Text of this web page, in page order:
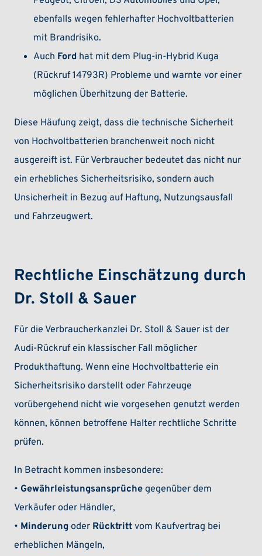
ebenfalls wegen fehlerhafter Hochvoltbatterien
mit Brandrisiko.
Auch Fordhat mit dem Plug-in-Hybrid Kuga
(Rückruf 14793R) Probleme und warnte vor einer
möglichen Überhitzung der Batterie.
Diese Häufung zeigt, dass die technische Sicherheit
von Hochvoltbatterien branchenweit noch nicht
ausgereift ist. Für Verbraucher bedeutet das nicht nur
ein erhebliches Sicherheitsrisiko, sondern auch
Unsicherheit in Bezug auf Haftung, Nutzungsausfall
und Fahrzeugwert.
Rechtliche Einschätzung durch
Dr. Stoll & Sauer
Für die Verbraucherkanzlei Dr. Stoll & Sauer ist der
Audi-Rückruf ein klassischer Fall möglicher
Produkthaftung. Wenn eine Hochvoltbatterie ein
Sicherheitsrisiko darstellt oder Fahrzeuge
vorübergehend nicht wie vorgesehen genutzt werden
können, können betroffene Halter rechtliche Schritte
prüfen.
In Betracht kommen insbesondere:
• Gewährleistungsansprüche gegenüber dem
Verkäufer oder Händler,
• Minderung oder Rücktritt vom Kaufvertrag bei
erheblichen Mängeln,